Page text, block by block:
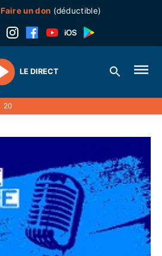
Faire un don (déductible)
Play
LE DIRECT
20